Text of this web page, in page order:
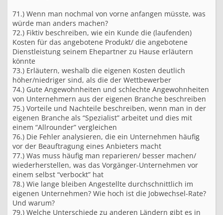
71.) Wenn man nochmal von vorne anfangen müsste, was
würde man anders machen?
72.) Fiktiv beschreiben, wie ein Kunde die (laufenden)
Kosten für das angebotene Produkt/ die angebotene
Dienstleistung seinem Ehepartner zu Hause erläutern
könnte
73.) Erläutern, weshalb die eigenen Kosten deutlich
höher/niedriger sind, als die der Wettbewerber
74.) Gute Angewohnheiten und schlechte Angewohnheiten
von Unternehmern aus der eigenen Branche beschreiben
75.) Vorteile und Nachteile beschreiben, wenn man in der
eigenen Branche als “Spezialist” arbeitet und dies mit
einem “Allrounder” vergleichen
76.) Die Fehler analysieren, die ein Unternehmen häufig
vor der Beauftragung eines Anbieters macht
77.) Was muss häufig man reparieren/ besser machen/
wiederherstellen, was das Vorgänger-Unternehmen vor
einem selbst “verbockt” hat
78.) Wie lange bleiben Angestellte durchschnittlich im
eigenen Unternehmen? Wie hoch ist die Jobwechsel-Rate?
Und warum?
79.) Welche Unterschiede zu anderen Ländern gibt es in